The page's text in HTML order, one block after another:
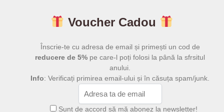
variații.
pot
fi
în
produsului.
variații.
pot
fi
în
produsului.
Voucher Cadou
Înscrie-te cu adresa de email și primești un cod de
reducere de 5% pe care-l poți folosi la până la sfrsitul
anului.
Info: Verificați primirea email-ului și în căsuța spam/junk.
Sunt de accord să mă abonez la newsletter!